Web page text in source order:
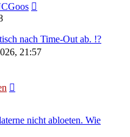
nach Time-Out ab. !?
21:57
nicht abloeten. Wie